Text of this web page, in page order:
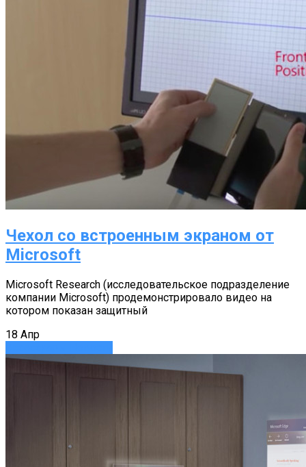
Чехол со встроенным экраном от
Microsoft
Microsoft Research (исследовательское подразделение
компании Microsoft) продемонстрировало видео на
котором показан защитный
18 Апр